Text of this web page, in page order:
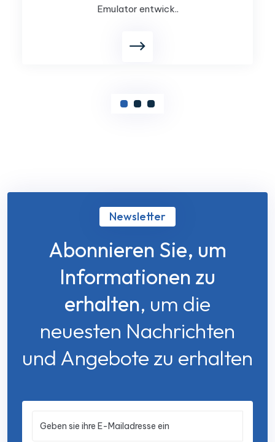
Emulator entwick..
Newsletter
Abonnieren Sie, um
Informationen zu
erhalten, um die
neuesten Nachrichten
und Angebote zu erhalten